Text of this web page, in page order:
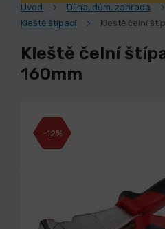
Úvod
Dílna, dům, zahrada
Kleště štípací
Kleště čelní
Kleště čelní
160mm
-12%